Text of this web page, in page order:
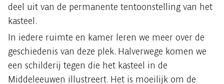
deel uit van de permanente tentoonstelling van het
kasteel.
In iedere ruimte en kamer leren we meer over de
geschiedenis van deze plek. Halverwege komen we
een schilderij tegen die het kasteel in de
Middeleeuwen illustreert. Het is moeilijk om de